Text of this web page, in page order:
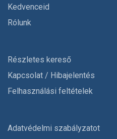
Kedvenceid
Rólunk
Részletes kereső
Kapcsolat / Hibajelentés
Felhasználási feltételek
Adatvédelmi szabályzatot